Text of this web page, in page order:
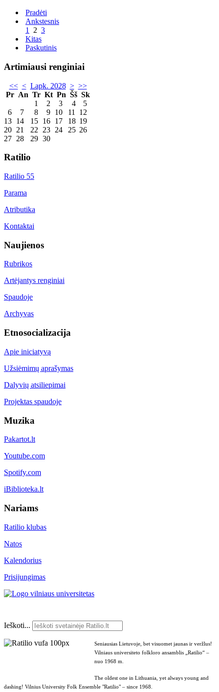
Pradėti
Ankstesnis
1
2 3
Kitas
Paskutinis
Artimiausi renginiai
<< < Lapk. 2028 > >>
Pr An Tr Kt Pn Šš Sk
1
2 3 4
5
6
7 8 9 10 11
12
13 14 15 16 17 18 19
20 21 22 23 24 25 26
27 28 29 30
Ratilio
Ratilio 55
Parama
Atributika
Kontaktai
Naujienos
Rubrikos
Artėjantys renginiai
Spaudoje
Archyvas
Etnosocializacija
Apie iniciatyvą
Užsiėmimų aprašymas
Dalyvių atsiliepimai
Projektas spaudoje
Muzika
Pakartot.lt
Youtube.com
Spotify.com
iBiblioteka.lt
Nariams
Ratilio klubas
Natos
Kalendorius
Prisijungimas
Ieškoti...
Seniausias Lietuvoje, bet visuomet jaunas ir veržlus!
Vilniaus universiteto folkloro ansamblis „Ratilio“ –
nuo 1968 m.
The oldest one in Lithuania, yet always young and
dashing! Vilnius University Folk Ensemble "Ratilio" – since 1968.